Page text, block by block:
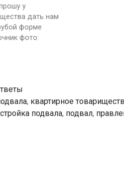
у
дать нам
форме
фото:
, квартирное
подвала, подвал,